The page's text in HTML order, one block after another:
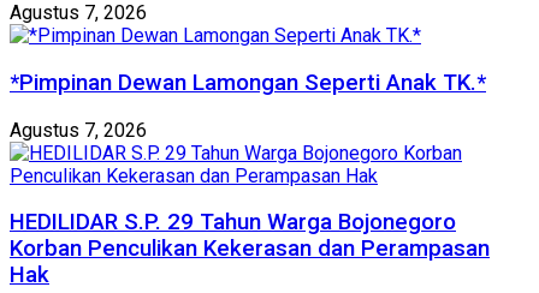
Agustus 7, 2026
*Pimpinan Dewan Lamongan Seperti Anak TK.*
Agustus 7, 2026
HEDILIDAR S.P. 29 Tahun Warga Bojonegoro
Korban Penculikan Kekerasan dan Perampasan
Hak